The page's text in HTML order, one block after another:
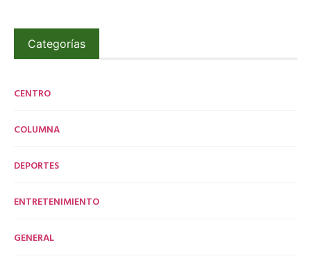
Categorías
CENTRO
COLUMNA
DEPORTES
ENTRETENIMIENTO
GENERAL